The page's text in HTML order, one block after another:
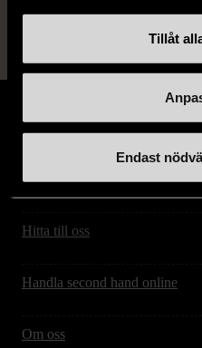
Tillåt
Endast
Stöd oss
Hitta till oss
Handla second hand online
Om oss